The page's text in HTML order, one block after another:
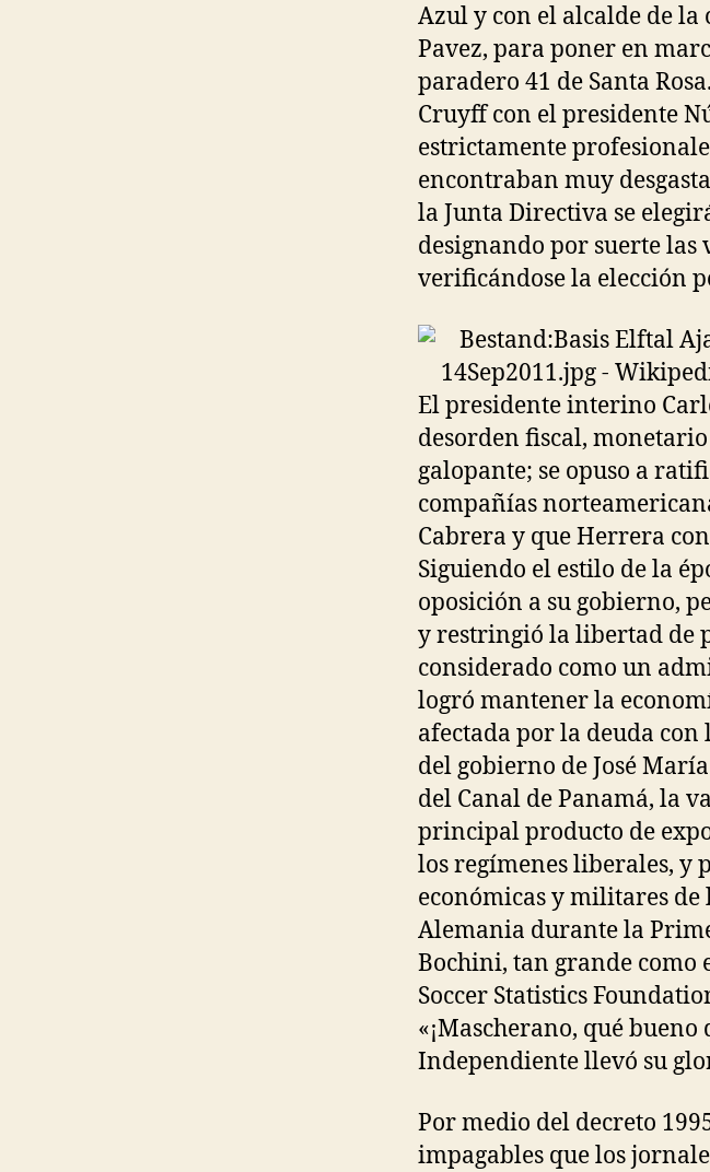
Azul y con el alcalde de la
Pavez, para poner en
paradero 41 de Santa
Cruyff con el presidente
estrictamente
encontraban muy
la Junta Directiva se
designando por suerte las
verificándose la elección
El presidente interino
desorden fiscal,
galopante; se opuso a
compañías
Cabrera y que Herrera
Siguiendo el estilo de la
oposición a su gobierno,
y restringió la libertad de
considerado como un
logró mantener la
afectada por la deuda
del gobierno de José
del Canal de Panamá, la
principal producto de
los regímenes liberales, y
económicas y militares de
Alemania durante la
Bochini, tan grande como
Soccer Statistics
«¡Mascherano, qué
Independiente llevó su
Por medio del decreto
impagables que los